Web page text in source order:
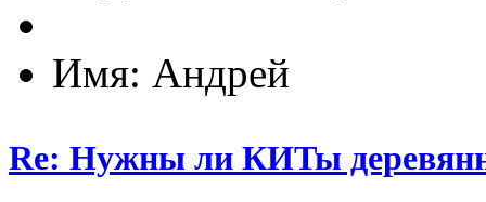
Имя: Андрей
Re: Нужны ли КИТы